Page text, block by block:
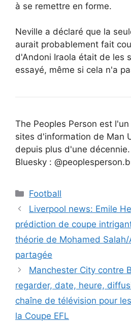
à se remettre en forme.
Neville a déclaré que la
aurait probablement fait
d'Andoni Iraola était de les
essayé, même si cela n'a
The Peoples Person est
sites d'information de Man
depuis plus d'une
Bluesky :
Catégories
Football
Liverpool news: Emile
prédiction de coupe
théorie de Mohamed
partagée
Manchester City contre
regarder, date, heure,
chaîne de télévision pour
la Coupe EFL